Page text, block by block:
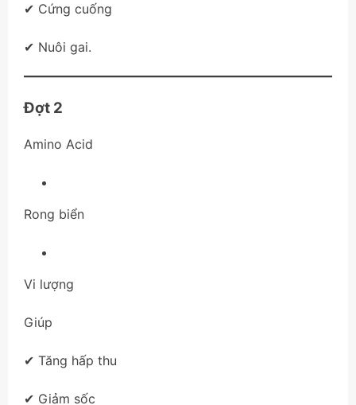
✔ Cứng cuống
✔ Nuôi gai.
Đợt 2
Amino Acid
Rong biển
Vi lượng
Giúp
✔ Tăng hấp thu
✔ Giảm sốc